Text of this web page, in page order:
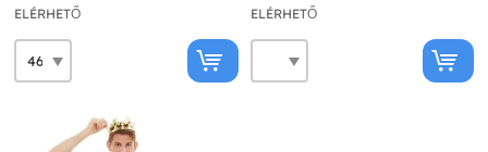
ELÉRHETŐ ELÉRHETŐ